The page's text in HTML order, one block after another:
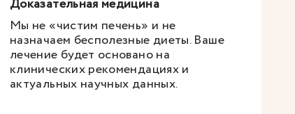
Доказательная медицина
Мы не «чистим печень» и не
назначаем бесполезные диеты. Ваше
лечение будет основано на
клинических рекомендациях и
актуальных научных данных.